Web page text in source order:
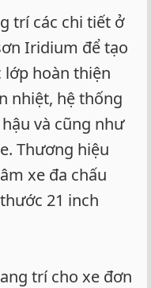
trí các chi tiết ở
Iridium để tạo
lớp hoàn thiện
nhiệt, hệ thống
và cũng như
Thương hiệu
xe đa chấu
21 inch
trí cho xe đơn